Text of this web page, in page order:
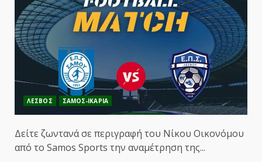
ΛΕΣΒΟΣ ΣΑΜΟΣ-ΙΚΑΡΙΑ
Δείτε ζωντανά σε περιγραφή του Νίκου Οικονόμου
από το Samos Sports την αναμέτρηση της...